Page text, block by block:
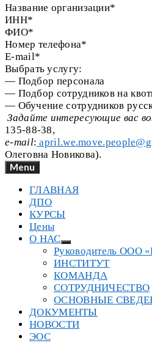
Название организации*
ИНН*
ФИО*
Номер телефона*
E-mail*
Выбрать услугу:
— Подбор персонала
— Подбор сотрудников на
— Обучение сотрудников
Задайте интересующие вас
135-88-38,
e-mail:
Олеговна Новикова).
Menu
ГЛАВНАЯ
ДПО
КУРСЫ
Цены
О НАС
Руководитель ООО
ИНСТИТУТ
КОМАНДА
СОТРУДНИЧЕСТВО
ОСНОВНЫЕ
ДОКУМЕНТЫ
НОВОСТИ
ЭОС